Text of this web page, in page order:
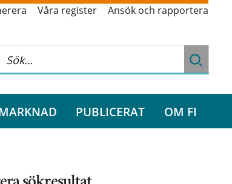
Våra register Ansök och rapportera
PUBLICERAT OM FI